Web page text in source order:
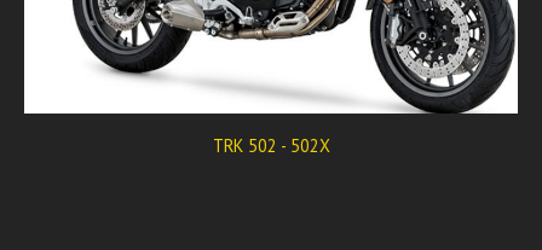
TRK 502 - 502X